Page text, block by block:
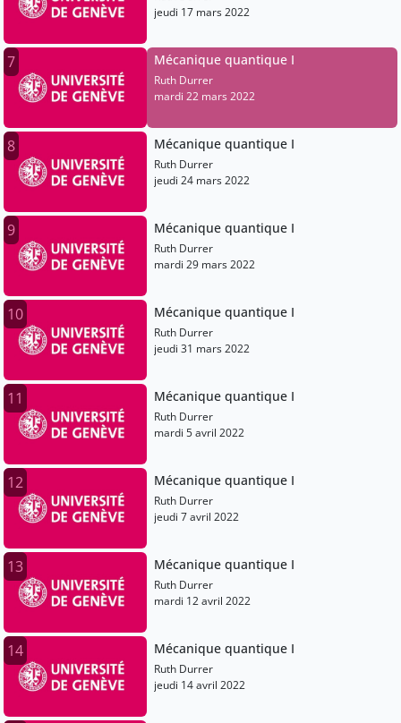
jeudi 17 mars 2022
7 Mécanique quantique I
Ruth Durrer
mardi 22 mars 2022
8 Mécanique quantique I
Ruth Durrer
jeudi 24 mars 2022
9 Mécanique quantique I
Ruth Durrer
mardi 29 mars 2022
10 Mécanique quantique I
Ruth Durrer
jeudi 31 mars 2022
11 Mécanique quantique I
Ruth Durrer
mardi 5 avril 2022
12 Mécanique quantique I
Ruth Durrer
jeudi 7 avril 2022
13 Mécanique quantique I
Ruth Durrer
mardi 12 avril 2022
14 Mécanique quantique I
Ruth Durrer
jeudi 14 avril 2022